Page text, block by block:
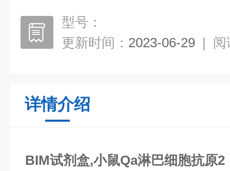
型号：
更新时间： 2023-06-29 | 阅
详情介绍
BIM试剂盒,小鼠Qa淋巴细胞抗原